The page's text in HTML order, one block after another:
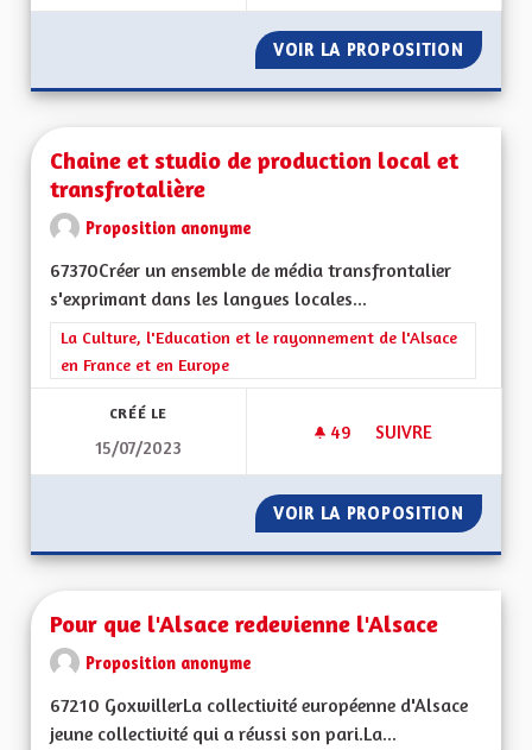
VOIR LA PROPOSITION POUR
Chaine et studio de production local et
transfrotalière
Proposition anonyme
67370Créer un ensemble de média transfrontalier
s'exprimant dans les langues locales...
Filtrer les résultats de la catégorie : La Culture, l'Education et
La Culture, l'Education et le rayonnement de l'Alsace
en France et en Europe
CRÉÉ LE
15/07/2023
49 49 ABONNÉS
SUIVRE
VOIR LA PROPOSITION
Pour que l'Alsace redevienne l'Alsace
Proposition anonyme
67210 GoxwillerLa collectivité européenne d'Alsace
jeune collectivité qui a réussi son pari.La...